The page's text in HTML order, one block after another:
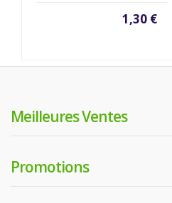
1,30 €
Meilleures Ventes
Promotions